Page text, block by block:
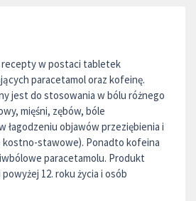
recepty w postaci tabletek
paracetamol oraz kofeinę.
jest do stosowania w bólu różnego
mięśni, zębów, bóle
łagodzeniu objawów przeziębienia i
kostno-stawowe). Ponadto kofeina
paracetamolu. Produkt
12. roku życia i osób